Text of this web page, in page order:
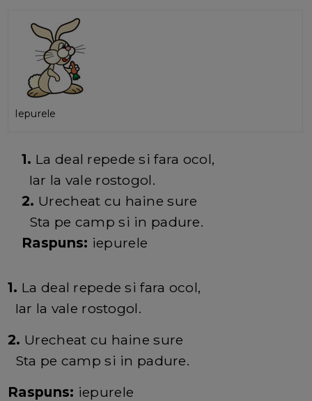
Iepurele
1. La deal repede si fara ocol,
Iar la vale rostogol.
2. Urecheat cu haine sure
Sta pe camp si in padure.
Raspuns: iepurele
1. La deal repede si fara ocol,
Iar la vale rostogol.
2. Urecheat cu haine sure
Sta pe camp si in padure.
Raspuns: iepurele